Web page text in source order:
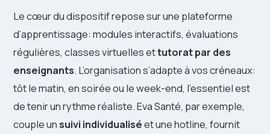
Le cœur du dispositif repose sur une plateforme
d’apprentissage: modules interactifs, évaluations
régulières, classes virtuelles ettutorat par des
enseignants. L’organisation s’adapte à vos créneaux:
tôt le matin, en soirée ou le week-end, l’essentiel est
de tenir un rythme réaliste. Eva Santé, par exemple,
couple unsuivi individualiséet une hotline, fournit